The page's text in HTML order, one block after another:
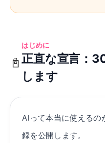
📓
はじめに
正直な宣言：
します
AIって本当に使える
録を公開します。